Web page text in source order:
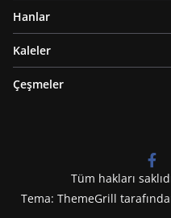
Hanlar
Kaleler
Çeşmeler
Tüm hakları
Tema: ThemeGrill